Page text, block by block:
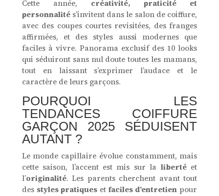
Cette année, créativité, praticité et
personnalités’invitent dans le salon de coiffure,
avec des coupes courtes revisitées, des franges
affirmées, et des styles aussi modernes que
faciles à vivre. Panorama exclusif des 10 looks
qui séduiront sans nul doute toutes les mamans,
tout en laissant s’exprimer l’audace et le
caractère de leurs garçons.
POURQUOI LES
TENDANCES COIFFURE
GARÇON 2025 SÉDUISENT
AUTANT ?
Le monde capillaire évolue constamment, mais
cette saison, l’accent est mis sur la libertéet
l’originalité. Les parents cherchent avant tout
des styles pratiquesetfaciles d’entretien pour